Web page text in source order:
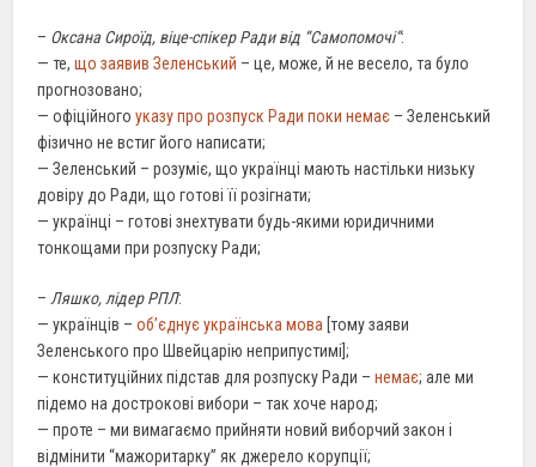
– Оксана Сироїд, віце-спікер Ради від “Самопомочі”:
— те,що заявив Зеленський – це, може, й не весело, та було
прогнозовано;
— офіційногоуказу про розпуск Ради поки немає – Зеленський
фізично не встиг його написати;
— Зеленський – розуміє, що українці мають настільки низьку
довіру до Ради, що готові її розігнати;
— українці – готові знехтувати будь-якими юридичними
тонкощами при розпуску Ради;
– Ляшко, лідер РПЛ:
— українців –об’єднує українська мова [тому заяви
Зеленського про Швейцарію неприпустимі];
— конституційних підстав для розпуску Ради –немає; але ми
підемо на дострокові вибори – так хоче народ;
— проте – ми вимагаємо прийняти новий виборчий закон і
відмінити “мажоритарку” як джерело корупції;